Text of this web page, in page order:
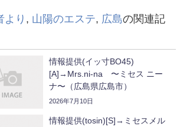
より , 山陽のエステ, 広島の関連記
情報提供(イッ寸BO45)
[A]→Mrs.ni-na 〜ミセス ニー
ナ〜（広島県広島市）
2026年7月10日
情報提供(tosin)[S]→ミセスメル